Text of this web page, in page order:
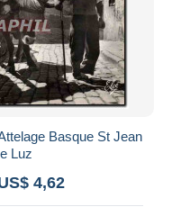
Basque St Jean
Luz
4,62